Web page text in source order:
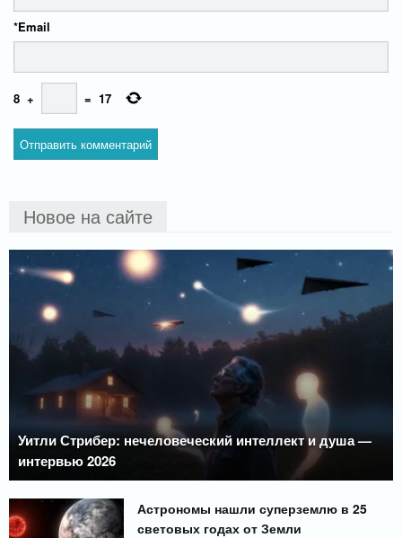
Email
*
8 + = 17
Новое на сайте
Уитли Стрибер: нечеловеческий интеллект и душа —
интервью 2026
Астрономы нашли суперземлю в 25
световых годах от Земли